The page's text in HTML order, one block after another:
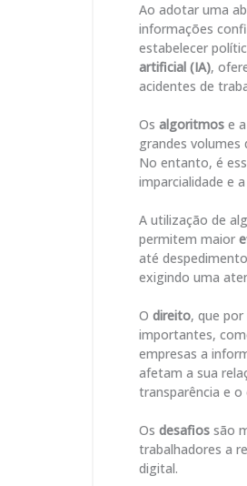
Ao adotar uma
informações
estabelecer
artificial (IA),
acidentes de
Os algoritmose a
grandes volumes
No entanto, é
imparcialidade e
A utilização de
permitem maior
até
exigindo uma
O direito, que
importantes,
empresas a
afetam a sua
transparência e
Os desafiossão
trabalhadores a
digital.